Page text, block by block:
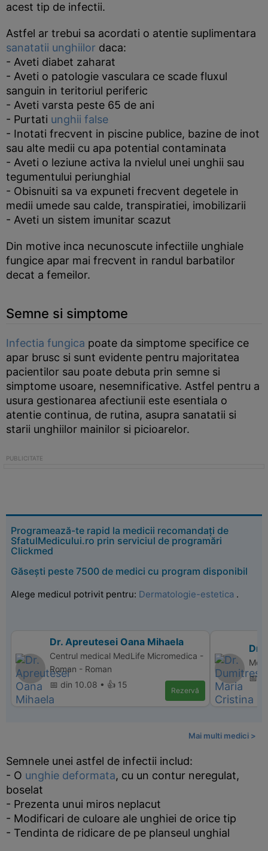
acest tip de infectii.
Astfel ar trebui sa acordati o atentie suplimentara
sanatatii unghiilor daca:
- Aveti diabet zaharat
- Aveti o patologie vasculara ce scade fluxul
sanguin in teritoriul periferic
- Aveti varsta peste 65 de ani
- Purtati unghii false
- Inotati frecvent in piscine publice, bazine de inot
sau alte medii cu apa potential contaminata
- Aveti o leziune activa la nvielul unei unghii sau
tegumentului periunghial
- Obisnuiti sa va expuneti frecvent degetele in
medii umede sau calde, transpiratiei, imobilizarii
- Aveti un sistem imunitar scazut
Din motive inca necunoscute infectiile unghiale
fungice apar mai frecvent in randul barbatilor
decat a femeilor.
Semne si simptome
Infectia fungica poate da simptome specifice ce
apar brusc si sunt evidente pentru majoritatea
pacientilor sau poate debuta prin semne si
simptome usoare, nesemnificative. Astfel pentru a
usura gestionarea afectiunii este esentiala o
atentie continua, de rutina, asupra sanatatii si
starii unghiilor mainilor si picioarelor.
Programează-te rapid la medicii recomandați de
SfatulMedicului.ro prin serviciul de programări
Clickmed
Găsești peste 7500 de medici cu program disponibil
Alege medicul potrivit pentru: Dermatologie-estetica .
Dr. Apreutesei Oana Mihaela
Centrul medical MedLife Micromedica -
Roman - Roman
📅 din 10.08 • 👍 15
Rezervă
Dr.
📅
Mai multi medici >
Semnele unei astfel de infectii includ:
- O unghie deformata, cu un contur neregulat,
boselat
- Prezenta unui miros neplacut
- Modificari de culoare ale unghiei de orice tip
- Tendinta de ridicare de pe planseul unghial